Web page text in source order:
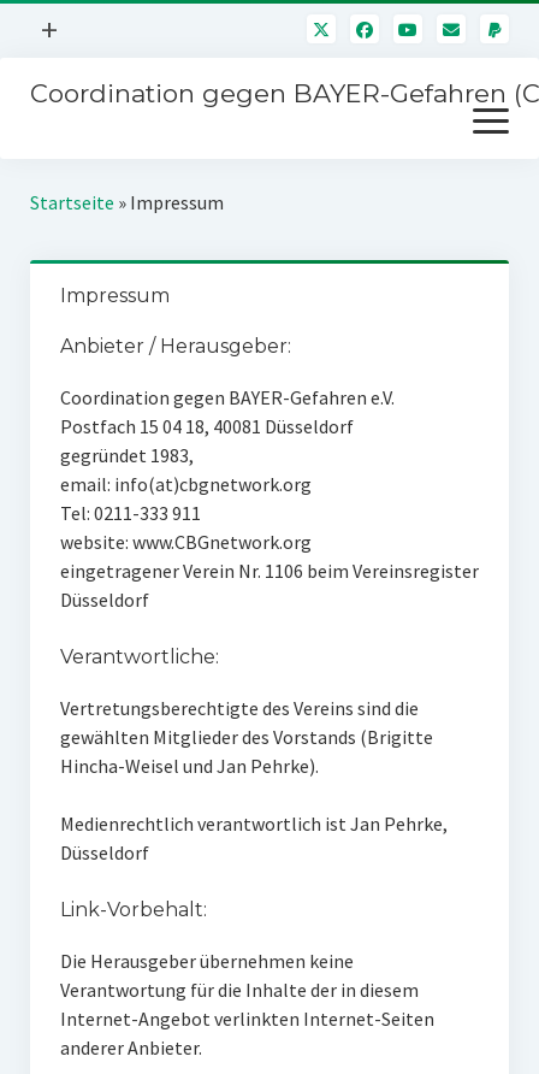
Menü
+
Mitmachen
Coordination gegen BAYER-Gefahren
Menü
öffnen
Kampagnen
Stichwort BAYER
Jahrestagung
SPENDEN
Startseite » Impressum
Impressum
Anbieter / Herausgeber:
Coordination gegen BAYER-Gefahren e.V.
Postfach 15 04 18, 40081 Düsseldorf
gegründet 1983,
email: info(at)cbgnetwork.org
Tel: 0211-333 911
website: www.CBGnetwork.org
eingetragener Verein Nr. 1106 beim Vereinsregister
Düsseldorf
Verantwortliche:
Vertretungsberechtigte des Vereins sind die
gewählten Mitglieder des Vorstands (Brigitte
Hincha-Weisel und Jan Pehrke).
Medienrechtlich verantwortlich ist Jan Pehrke,
Düsseldorf
Link-Vorbehalt:
Die Herausgeber übernehmen keine
Verantwortung für die Inhalte der in diesem
Internet-Angebot verlinkten Internet-Seiten
anderer Anbieter.